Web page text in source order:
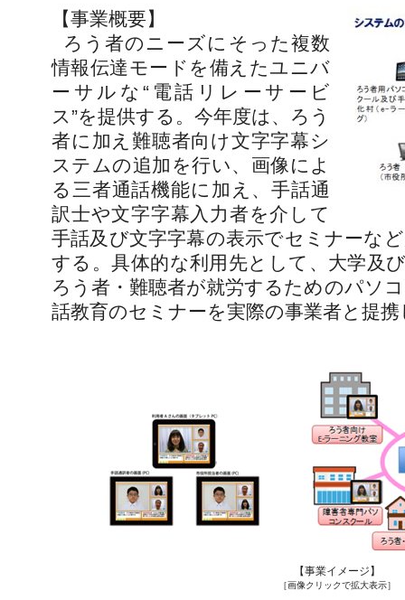
【事業概要】
ろう者のニーズにそった複数
情報伝達モードを備えたユニバ
ーサルな“電話リレーサービ
ス”を提供する。今年度は、ろう
者に加え難聴者向け文字字幕シ
ステムの追加を行い、画像によ
る三者通話機能に加え、手話通
訳士や文字字幕入力者を介して
手話及び文字字幕の表示でセミナーな
する。具体的な利用先として、大学及
ろう者・難聴者が就労するためのパソ
話教育のセミナーを実際の事業者と提
【事業イメージ】
［画像クリックで拡大表示］